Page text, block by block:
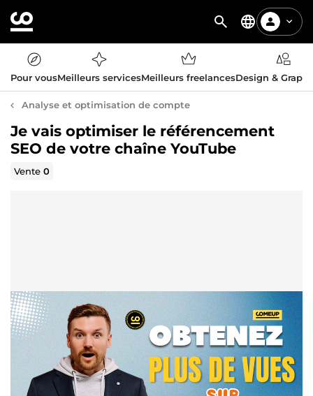
Pour vousMeilleurs servicesMeilleurs freelancesDesign &
Analyse et optimisation de compte
Je vais optimiser le référencement
SEO de votre chaîne YouTube
Vente0